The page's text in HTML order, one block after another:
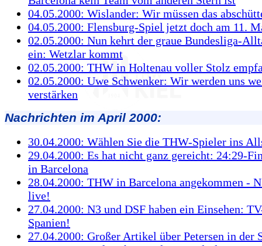
04.05.2000: Wislander: Wir müssen das
04.05.2000: Flensburg-Spiel jetzt doch am 11.
02.05.2000: Nun kehrt der graue Bundesliga-
ein: Wetzlar kommt
02.05.2000: THW in Holtenau voller Stolz
02.05.2000: Uwe Schwenker: Wir werden uns
verstärken
Nachrichten im April 2000:
30.04.2000: Wählen Sie die THW-Spieler ins
29.04.2000: Es hat nicht ganz gereicht: 24:29-
in Barcelona
28.04.2000: THW in Barcelona angekommen -
live!
27.04.2000: N3 und DSF haben ein Einsehen:
Spanien!
27.04.2000: Großer Artikel über Petersen in der